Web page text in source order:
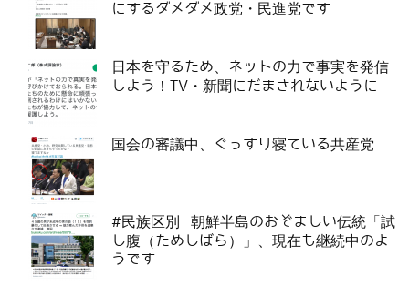
にするダメダメ政党・民進党です
日本を守るため、ネットの力で事実を発信
しよう！TV・新聞にだまされないように
国会の審議中、ぐっすり寝ている共産党
#民族区別 朝鮮半島のおぞましい伝統「試
し腹（ためしばら）」、現在も継続中のよ
うです